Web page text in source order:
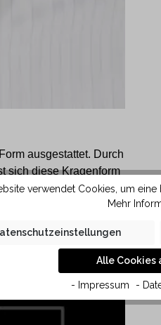
ausgestattet. Durch
sich diese Kragenform
und grösserem
in KAUF Qualität liegt
Haut.
verwendet Cookies, um
Mehr
Alle Cookies
- Impressum -